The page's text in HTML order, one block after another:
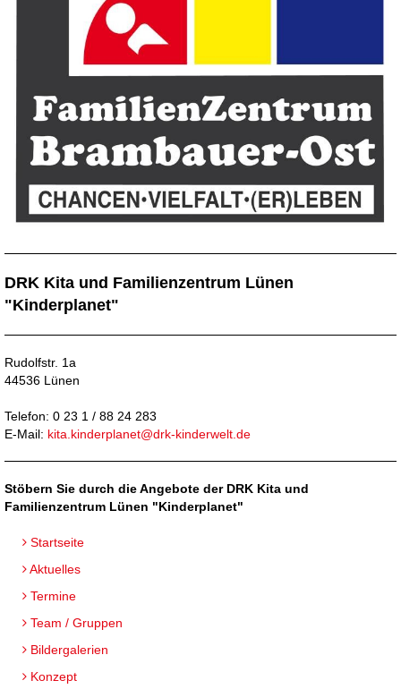
DRK Kita und Familienzentrum Lünen
"Kinderplanet"
Rudolfstr. 1a
44536 Lünen
Telefon: 0 23 1 / 88 24 283
E-Mail: kita.kinderplanet@drk-kinderwelt.de
Stöbern Sie durch die Angebote der DRK Kita und
Familienzentrum Lünen "Kinderplanet"
Startseite
Aktuelles
Termine
Team / Gruppen
Bildergalerien
Konzept